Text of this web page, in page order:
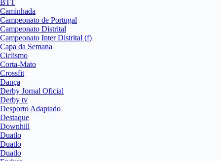
BTT
Caminhada
Campeonato de Portugal
Campeonato Distrital
Campeonato Inter Distrital (f)
Capa da Semana
Ciclismo
Corta-Mato
Crossfit
Dança
Derby Jornal Oficial
Derby tv
Desporto Adaptado
Destaque
Downhill
Duatlo
Duatlo
Duatlo